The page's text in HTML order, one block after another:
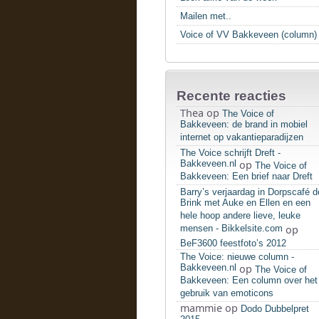
Mailen met..
Voice of VV Bakkeveen (column)
Recente reacties
Thea op The Voice of
Bakkeveen: de brand in mobiel
internet op vakantieparadijzen
The Voice schrijft Dreft -
Bakkeveen.nl op The Voice of
Bakkeveen: Een brief naar Dreft
Barry’s verjaardag in Dorpscafé
Brink met Auke en Ellen en een
hele hoop andere lieve, leuke
mensen - Bikkelsite.com op
BeF3600 feestfoto’s 2012
The Voice: nieuwe column -
Bakkeveen.nl op The Voice of
Bakkeveen: Een column over het
gebruik van emoticons
mammie op Dodo Dubbelpret